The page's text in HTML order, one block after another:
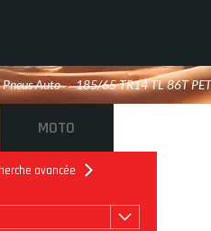
Pneus Auto > 185/65 TR14 TL 86T
MOTO
avancée